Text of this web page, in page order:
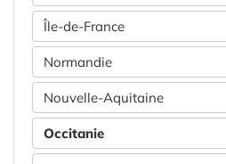
Île-de-France
Normandie
Nouvelle-Aquitaine
Occitanie